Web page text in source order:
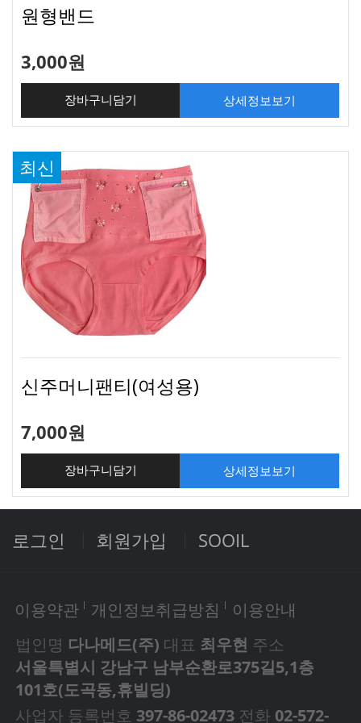
원형밴드
3,000원
장바구니담기 상세정보보기
최신
신주머니팬티(여성용)
7,000원
장바구니담기 상세정보보기
로그인 회원가입 SOOIL
이용약관 개인정보취급방침
이용안내
법인명 다나메드(주) 대표 최우현 주소
서울특별시 강남구 남부순환로375길5,1층
101호(도곡동,휴빌딩)
사업자 등록번호 397-86-02473 전화 02-572-